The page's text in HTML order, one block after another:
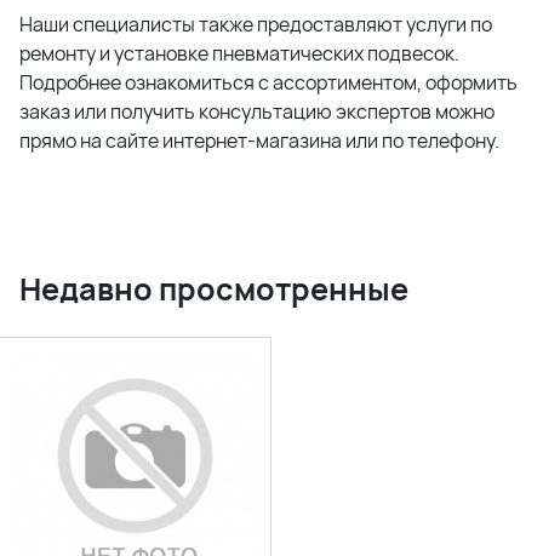
Наши специалисты также предоставляют услуги по
ремонту и установке пневматических подвесок.
Подробнее ознакомиться с ассортиментом, оформить
заказ или получить консультацию экспертов можно
прямо на сайте интернет-магазина или по телефону.
Недавно просмотренные